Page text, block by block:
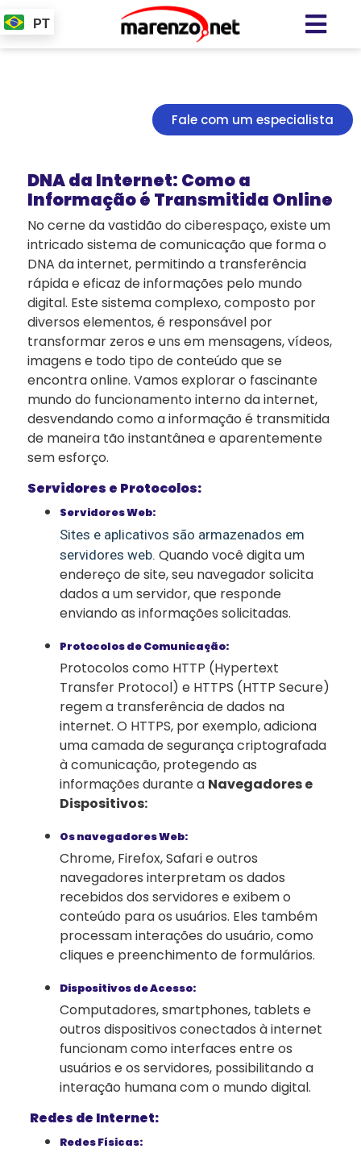
PT
Fale com um especialista
DNA da Internet: Como a
Informação é Transmitida Online
No cerne da vastidão do ciberespaço, existe um
intricado sistema de comunicação que forma o
DNA da internet, permitindo a transferência
rápida e eficaz de informações pelo mundo
digital. Este sistema complexo, composto por
diversos elementos, é responsável por
transformar zeros e uns em mensagens, vídeos,
imagens e todo tipo de conteúdo que se
encontra online. Vamos explorar o fascinante
mundo do funcionamento interno da internet,
desvendando como a informação é transmitida
de maneira tão instantânea e aparentemente
sem esforço.
Servidores e Protocolos:
Servidores Web:
Sites e aplicativos são armazenados em
servidores web. Quando você digita um
endereço de site, seu navegador solicita
dados a um servidor, que responde
enviando as informações solicitadas.
Protocolos de Comunicação:
Protocolos como HTTP (Hypertext
Transfer Protocol) e HTTPS (HTTP Secure)
regem a transferência de dados na
internet. O HTTPS, por exemplo, adiciona
uma camada de segurança criptografada
à comunicação, protegendo as
informações durante a Navegadores e
Dispositivos:
Os navegadores Web:
Chrome, Firefox, Safari e outros
navegadores interpretam os dados
recebidos dos servidores e exibem o
conteúdo para os usuários. Eles também
processam interações do usuário, como
cliques e preenchimento de formulários.
Dispositivos de Acesso:
Computadores, smartphones, tablets e
outros dispositivos conectados à internet
funcionam como interfaces entre os
usuários e os servidores, possibilitando a
interação humana com o mundo digital.
Redes de Internet:
Redes Físicas: